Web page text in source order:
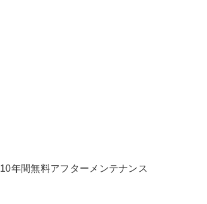
10年間無料アフターメンテナンス